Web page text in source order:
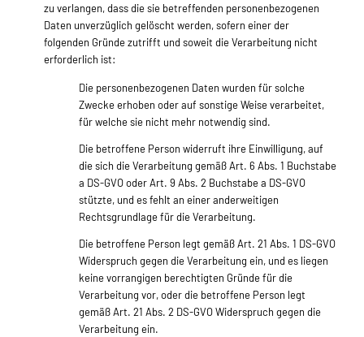
zu verlangen, dass die sie betreffenden personenbezogenen
Daten unverzüglich gelöscht werden, sofern einer der
folgenden Gründe zutrifft und soweit die Verarbeitung nicht
erforderlich ist:
Die personenbezogenen Daten wurden für solche
Zwecke erhoben oder auf sonstige Weise verarbeitet,
für welche sie nicht mehr notwendig sind.
Die betroffene Person widerruft ihre Einwilligung, auf
die sich die Verarbeitung gemäß Art. 6 Abs. 1 Buchstabe
a DS-GVO oder Art. 9 Abs. 2 Buchstabe a DS-GVO
stützte, und es fehlt an einer anderweitigen
Rechtsgrundlage für die Verarbeitung.
Die betroffene Person legt gemäß Art. 21 Abs. 1 DS-GVO
Widerspruch gegen die Verarbeitung ein, und es liegen
keine vorrangigen berechtigten Gründe für die
Verarbeitung vor, oder die betroffene Person legt
gemäß Art. 21 Abs. 2 DS-GVO Widerspruch gegen die
Verarbeitung ein.